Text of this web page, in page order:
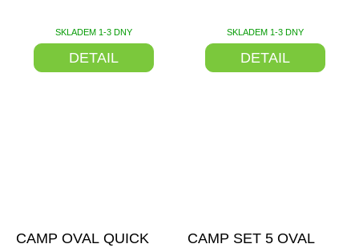
SKLADEM 1-3 DNY
DETAIL
SKLADEM 1-3 DNY
DETAIL
CAMP OVAL QUICK
CAMP SET 5 OVAL